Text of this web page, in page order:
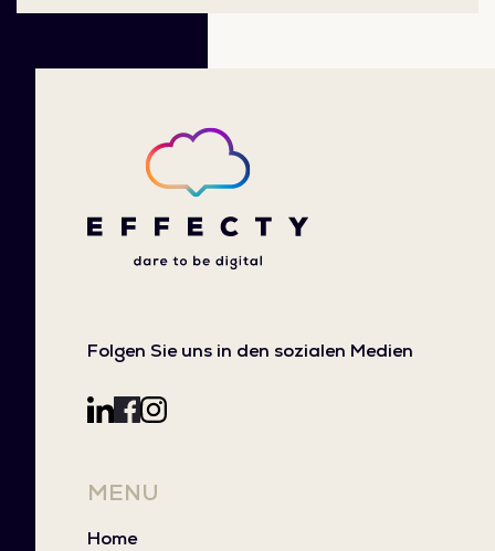
Folgen Sie uns in den sozialen Medien
MENU
Home